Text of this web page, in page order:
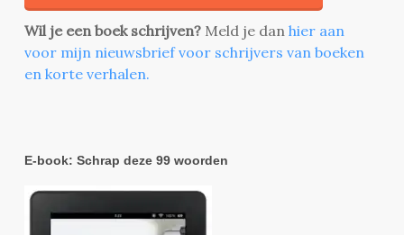
Wil je een boek schrijven? Meld je dan hier aan
voor mijn nieuwsbrief voor schrijvers van boeken
en korte verhalen.
E-book: Schrap deze 99 woorden